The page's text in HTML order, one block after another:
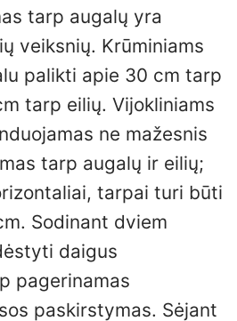
tarp augalų yra
veiksnių. Krūminiams
palikti apie 30 cm tarp
tarp eilių. Vijokliniams
ne mažesnis
tarp augalų ir eilių;
tarpai turi būti
Sodinant dviem
daigus
pagerinamas
paskirstymas. Sėjant